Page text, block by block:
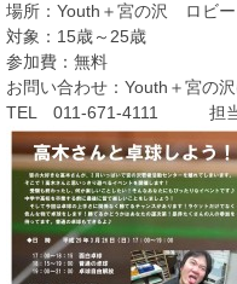
場所：Youth＋宮の沢 ロビー
対象：15歳～25歳
参加費：無料
お問い合わせ：Youth＋宮の
TEL 011-671-4111 担